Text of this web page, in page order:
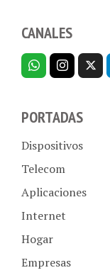
Telecom
Aplicaciones
Internet
Hogar
Empresas